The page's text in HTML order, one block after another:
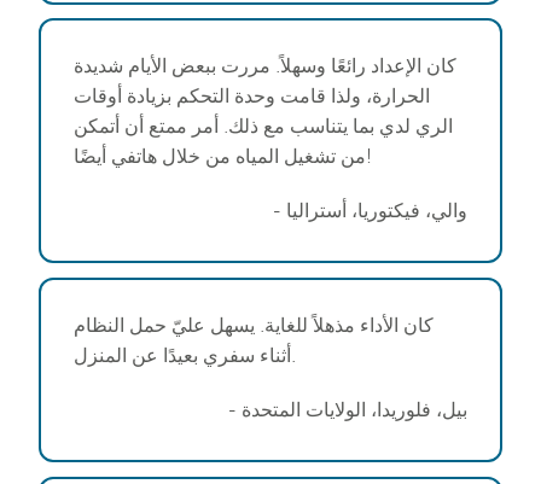
كان الإعداد رائعًا وسهلاً. مررت ببعض الأيام شديدة
الحرارة، ولذا قامت وحدة التحكم بزيادة أوقات
الري لدي بما يتناسب مع ذلك. أمر ممتع أن أتمكن
من تشغيل المياه من خلال هاتفي أيضًا!
- والي، فيكتوريا، أستراليا
كان الأداء مذهلاً للغاية. يسهل عليّ حمل النظام
أثناء سفري بعيدًا عن المنزل.
- بيل، فلوريدا، الولايات المتحدة